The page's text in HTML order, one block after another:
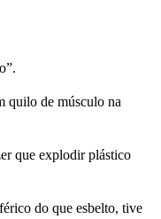
quilo de músculo na
que explodir plástico
do que esbelto, tive